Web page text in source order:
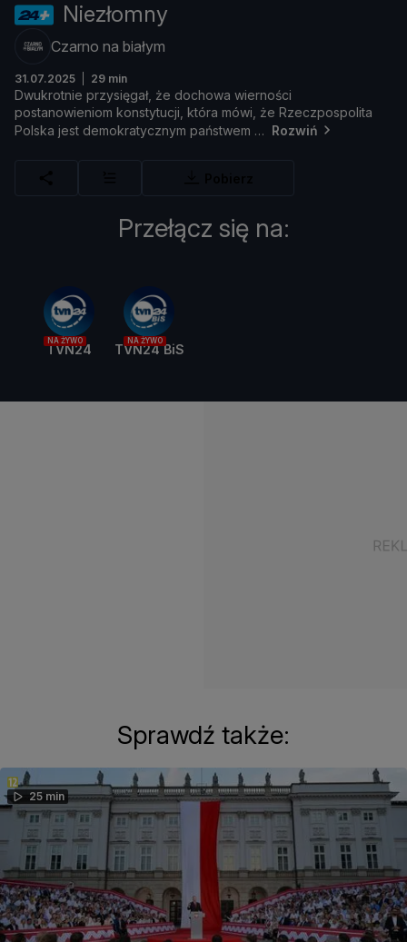
Niezłomny
Czarno na białym
31.07.2025 29 min
Dwukrotnie przysięgał, że dochowa wierności
postanowieniom konstytucji, która mówi, że Rzeczpospolita
Polska jest demokratycznym państwem Rozwiń
Przełącz się na:
NA ŻYWO
TVN24
NA ŻYWO
TVN24 BiS
Sprawdź także:
25 min